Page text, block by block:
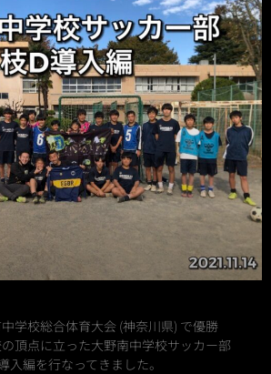
学校総合体育大会 (神奈川県) で優勝
頂点に立った大野南中学校サッカー部
入編を行なってきました。